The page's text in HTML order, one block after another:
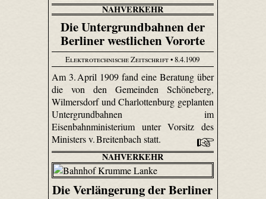
NAHVERKEHR
Die Untergrundbahnen der
Berliner westlichen Vororte
Elektrotechnische Zeitschrift• 8.4.1909
Am 3. April 1909 fand eine Beratung über
die von den Gemeinden Schöneberg,
Wilmersdorf und Charlottenburg geplanten
Untergrundbahnen im
Eisenbahnministerium unter Vorsitz des
Ministers v. Breitenbach statt.
NAHVERKEHR
Die Verlängerung der Berliner